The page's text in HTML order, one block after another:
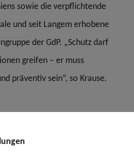
sowie die verpflichtende
und seit Langem erhobene
der GdP. „Schutz darf
greifen – er muss
präventiv sein“, so Krause.
Verbindlichkeit und
sich Betroffene